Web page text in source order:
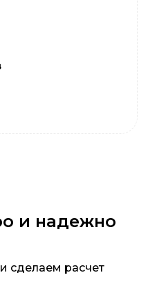
и надежно
сделаем расчет